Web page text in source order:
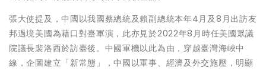
張大使提及，中國以我國蔡總統及賴副總統本年4月及8月出訪友
邦過境美國為藉口對臺軍演，此亦見於2022年8月時任美國眾議
院議長裴洛西於訪臺後。中國軍機以此為由，穿越臺灣海峽中
線，企圖建立「新常態」，中國以軍事、經濟及外交施壓，明顯